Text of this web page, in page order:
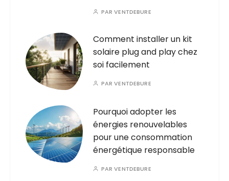
PARVENTDEBURE
Comment installer un kit
solaire plug and play chez
soi facilement
PARVENTDEBURE
Pourquoi adopter les
énergies renouvelables
pour une consommation
énergétique responsable
PARVENTDEBURE